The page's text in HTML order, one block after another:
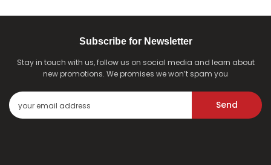
Subscribe for Newsletter
Stay in touch with us, follow us on social media and learn about
new promotions. We promises we won’t spam you
Send